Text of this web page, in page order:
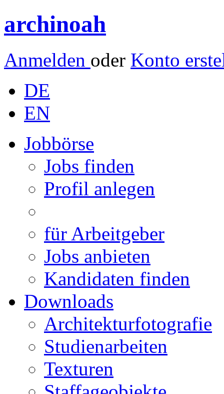
archinoah
Anmelden oder Konto
DE
EN
Jobbörse
Jobs finden
Profil anlegen
für Arbeitgeber
Jobs anbieten
Kandidaten finden
Downloads
Architekturfotografie
Studienarbeiten
Texturen